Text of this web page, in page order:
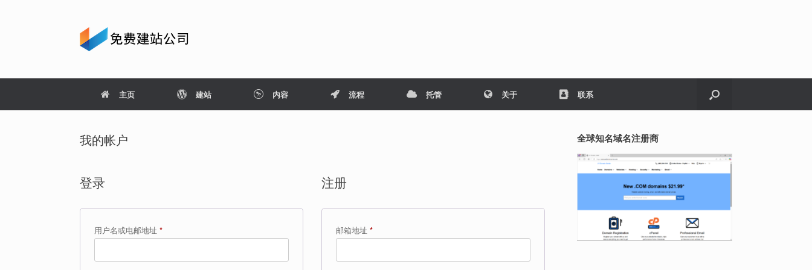
主页 建站 内容 流程 托管 关于 联系
我的帐户
登录
用户名或电邮地址 *必
注册
邮箱地址*必
全球知名域名注册商